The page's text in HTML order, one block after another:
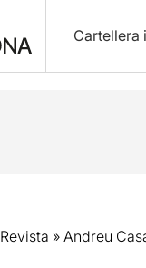
Cartellera
Revista » Andreu